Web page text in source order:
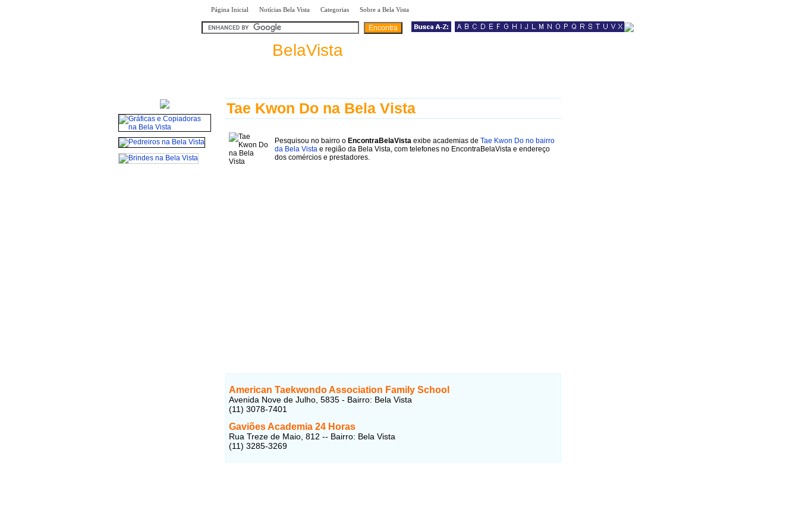
Página Inicial Notícias Bela Vista Categorias Sobre a Bela Vista
BelaVista
Tae Kwon Do na Bela Vista
Pesquisou no bairro o EncontraBelaVista exibe academias de Tae Kwon Do no bairro
da Bela Vista e região da Bela Vista, com telefones no EncontraBelaVista e endereço
dos comércios e prestadores.
American Taekwondo Association Family School
Avenida Nove de Julho, 5835 - Bairro: Bela Vista
(11) 3078-7401
Gaviões Academia 24 Horas
Rua Treze de Maio, 812 -- Bairro: Bela Vista
(11) 3285-3269